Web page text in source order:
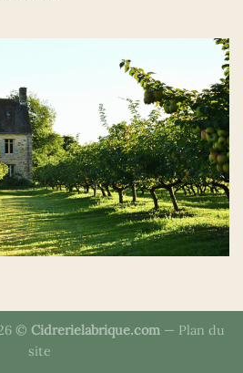
© Cidrerielabrique.com — Plan du
site